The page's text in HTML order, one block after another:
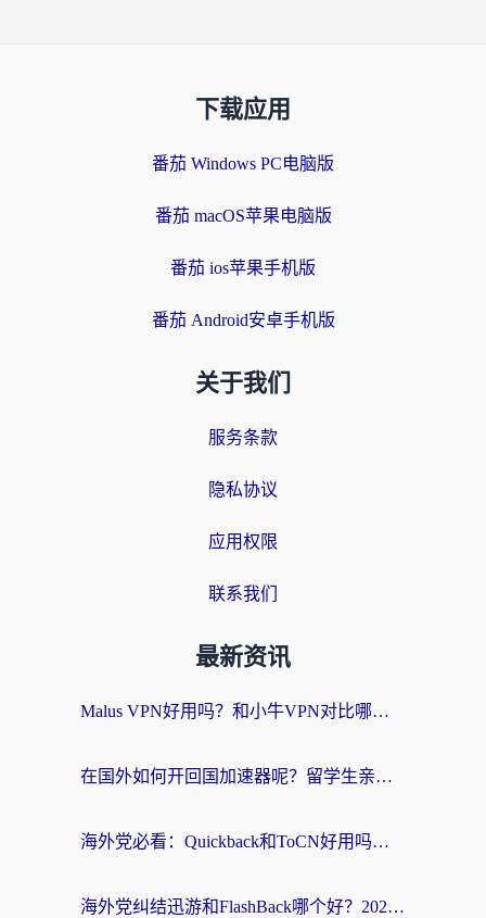
下载应用
番茄 Windows PC电脑版
番茄 macOS苹果电脑版
番茄 ios苹果手机版
番茄 Android安卓手机版
关于我们
服务条款
隐私协议
应用权限
联系我们
最新资讯
Malus VPN好用吗？和小牛VPN对比哪个回国效果更好？海外党亲测实用指南
在国外如何开回国加速器呢？留学生亲测的无缝访问国内资源指南
海外党必看：Quickback和ToCN好用吗？3分钟选对回国加速器的实用指南
海外党纠结迅游和FlashBack哪个好？2026实用指南教你选对回国加速器